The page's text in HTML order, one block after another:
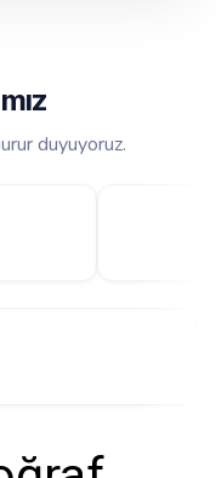
duyuyoruz.